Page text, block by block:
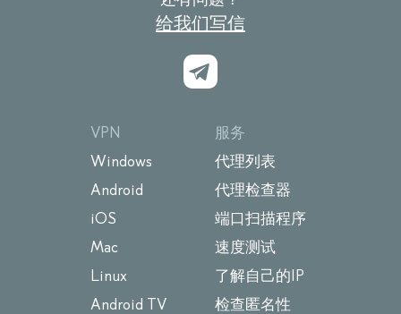
给我们写信
VPN
Windows
Android
iOS
Mac
Linux
Android TV
服务
代理列表
代理检查器
端口扫描程序
速度测试
了解自己的IP
检查匿名性